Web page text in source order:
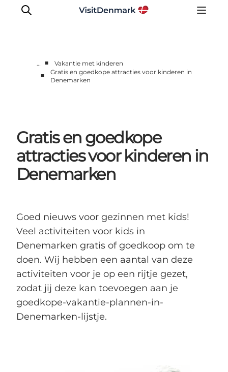
Inspiratie
Accommodaties
Plan je reis
… ■
Vakantie met kinderen
■
Gratis en goedkope attracties voor kinderen in
Denemarken
Gratis en goedkope
attracties voor kinderen in
Denemarken
Goed nieuws voor gezinnen met kids!
Veel activiteiten voor kids in
Denemarken gratis of goedkoop om te
doen. Wij hebben een aantal van deze
activiteiten voor je op een rijtje gezet,
zodat jij deze kan toevoegen aan je
goedkope-vakantie-plannen-in-
Denemarken-lijstje.